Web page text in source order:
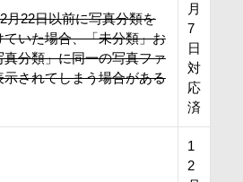
月22日以前に写真分類を
ていた場合、「未分類」お
真分類」に同一の写真ファ
示されてしまう場合がある
月
7
日
対
応
済
1
2